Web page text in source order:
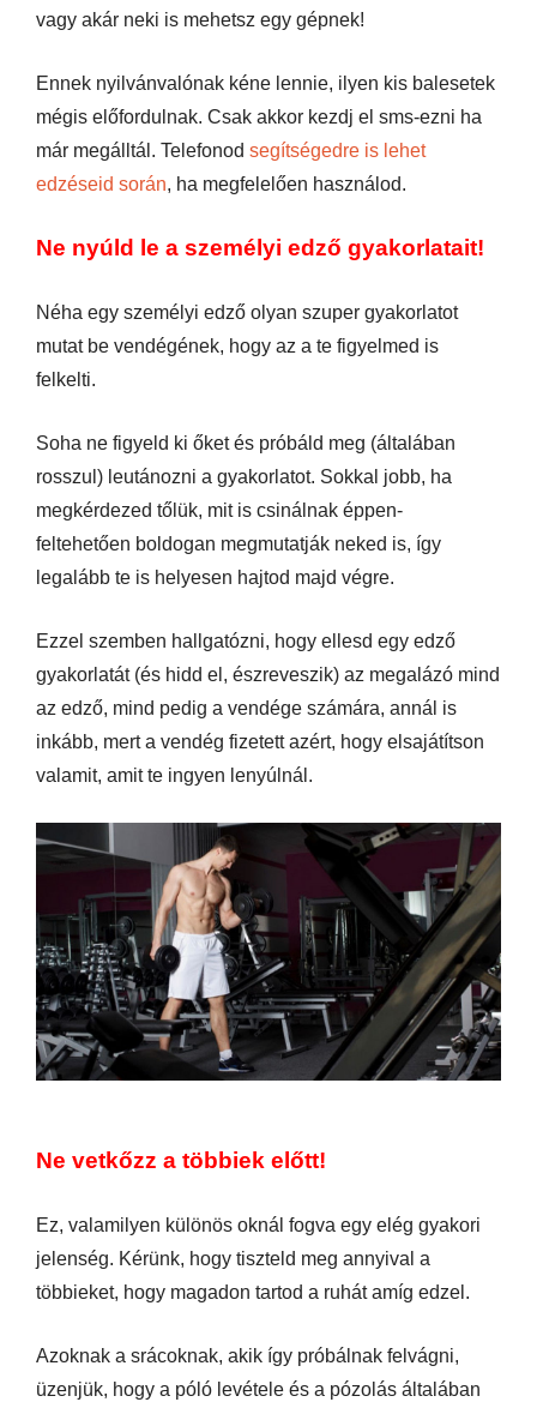
vagy akár neki is mehetsz egy gépnek!
Ennek nyilvánvalónak kéne lennie, ilyen kis balesetek
mégis előfordulnak. Csak akkor kezdj el sms-ezni ha
már megálltál. Telefonod segítségedre is lehet
edzéseid során, ha megfelelően használod.
Ne nyúld le a személyi edző gyakorlatait!
Néha egy személyi edző olyan szuper gyakorlatot
mutat be vendégének, hogy az a te figyelmed is
felkelti.
Soha ne figyeld ki őket és próbáld meg (általában
rosszul) leutánozni a gyakorlatot. Sokkal jobb, ha
megkérdezed tőlük, mit is csinálnak éppen-
feltehetően boldogan megmutatják neked is, így
legalább te is helyesen hajtod majd végre.
Ezzel szemben hallgatózni, hogy ellesd egy edző
gyakorlatát (és hidd el, észreveszik) az megalázó mind
az edző, mind pedig a vendége számára, annál is
inkább, mert a vendég fizetett azért, hogy elsajátítson
valamit, amit te ingyen lenyúlnál.
Ne vetkőzz a többiek előtt!
Ez, valamilyen különös oknál fogva egy elég gyakori
jelenség. Kérünk, hogy tiszteld meg annyival a
többieket, hogy magadon tartod a ruhát amíg edzel.
Azoknak a srácoknak, akik így próbálnak felvágni,
üzenjük, hogy a póló levétele és a pózolás általában